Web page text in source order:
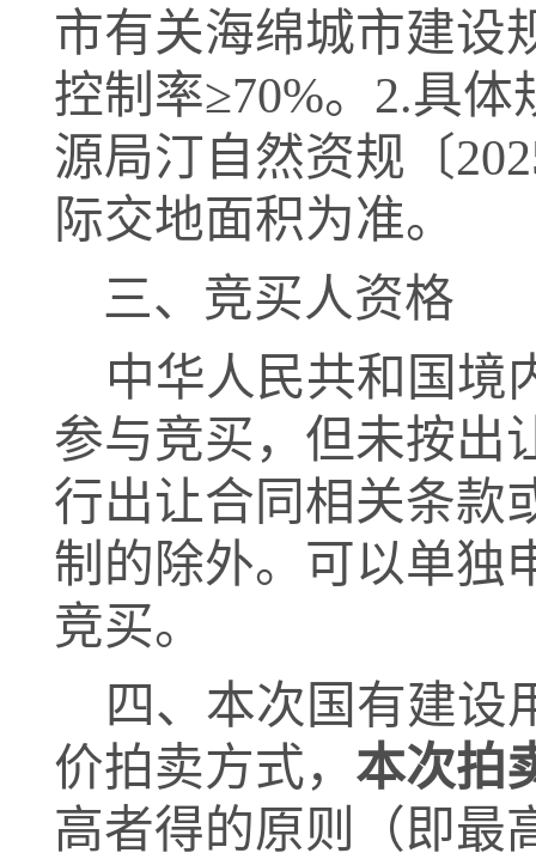
市有关海绵城市建设
控制率≥70%。 2.具体
源局汀自然资规〔
际交地面积为准。
三、竞买人资格
中华人民共和国境
参与竞买，但未按出
行出让合同相关条款
制的除外。可以单独
竞买。
四、 本次国有建设
价拍卖方式， 本次拍
高者得的原则（即最